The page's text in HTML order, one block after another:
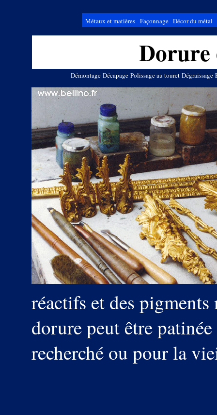
Métaux et matières Façonnage Décor du métal
Dorure
Démontage Décapage Polissage au touret Dégraissage
réactifs et des
dorure peut être
recherché ou pour la